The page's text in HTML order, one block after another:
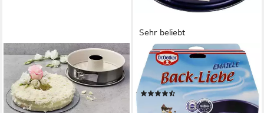
Sehr beliebt
DR. OETKER KÜCHENHELFER
Springform Back-Liebe
Emaille, Ø 26 cm
(113)
42,99 €